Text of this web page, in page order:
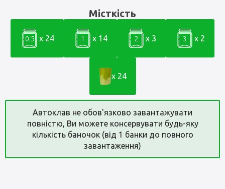
Місткість
0.5 x 24 1 x 14 2 x 3 3 x 2
x 24
Автоклав не обов'язково завантажувати
повністю, Ви можете консервувати будь-яку
кількість баночок (від 1 банки до повного
завантаження)